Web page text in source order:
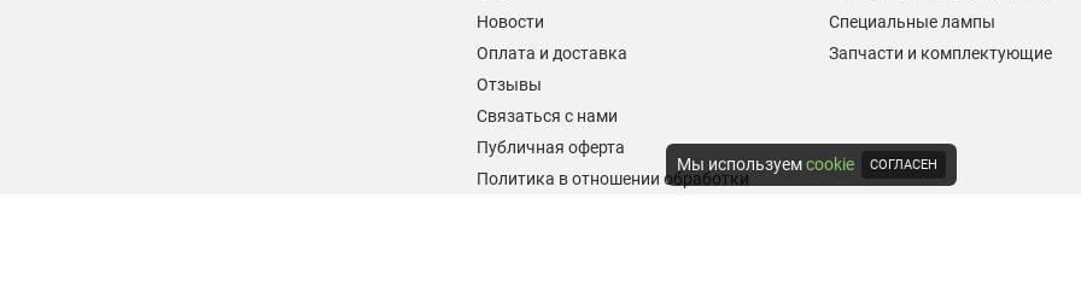
Новости
Оплата и доставка
Отзывы
Связаться с нами
Публичная оферта
Политика в отношении обработки
Специальные лампы
Запчасти и комплектующие
Мы используемcookie СОГЛАСЕН